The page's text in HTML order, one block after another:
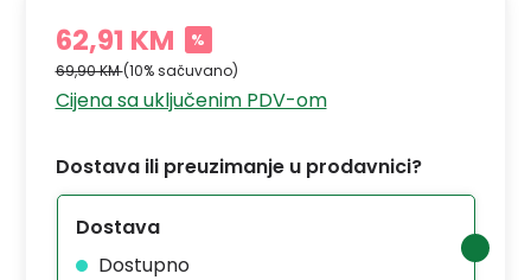
62,91 KM %
69,90 KM(10% sačuvano)
Cijena sa uključenim PDV-om
Dostava ili preuzimanje u prodavnici?
Dostava
Dostupno